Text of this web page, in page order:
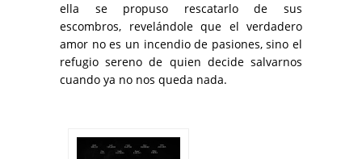
ella se propuso rescatarlo de sus
escombros, revelándole que el verdadero
amor no es un incendio de pasiones, sino el
refugio sereno de quien decide salvarnos
cuando ya no nos queda nada.